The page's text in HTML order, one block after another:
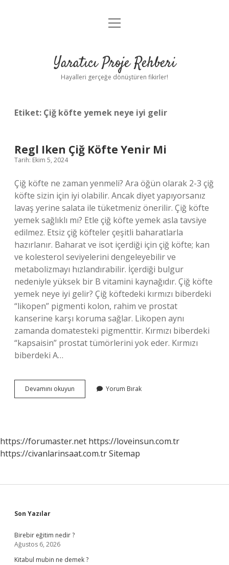
Anasayfa
Yasal Uyarı
menüyü
Yaratıcı Proje Rehberi
Hayalleri gerçeğe dönüştüren fikirler!
Etiket: Çiğ köfte yemek neye iyi gelir
Regl Iken Çiğ Köfte Yenir Mi
Tarih: Ekim 5, 2024
Çiğ köfte ne zaman yenmeli? Ara öğün olarak 2-3 çiğ
köfte sizin için iyi olabilir. Ancak diyet yapıyorsanız
lavaş yerine salata ile tüketmeniz önerilir. Çiğ köfte
yemek sağlıklı mı? Etle çiğ köfte yemek asla tavsiye
edilmez. Etsiz çiğ köfteler çeşitli baharatlarla
hazırlanır. Baharat ve isot içerdiği için çiğ köfte; kan
ve kolesterol seviyelerini dengeleyebilir ve
metabolizmayı hızlandırabilir. İçerdiği bulgur
nedeniyle yüksek bir B vitamini kaynağıdır. Çiğ köfte
yemek neye iyi gelir? Çiğ köftedeki kırmızı biberdeki
“likopen” pigmenti kolon, rahim ve prostat
kanserine karşı koruma sağlar. Likopen aynı
zamanda domatesteki pigmenttir. Kırmızı biberdeki
“kapsaisin” prostat tümörlerini yok eder. Kırmızı
biberdeki A…
Devamını okuyun
Iken
Yorum Bırak
https://forumaster.net https://loveinsun.com.tr
https://civanlarinsaat.com.trSitemap
Sidebar
Son Yazılar
Birebir eğitim nedir ?
Ağustos 6, 2026
Kitabul mubin ne demek ?